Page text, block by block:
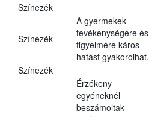
Színezék
Színezék
A gyermekek
tevékenységére és
figyelmére káros
hatást gyakorolhat.
Színezék
Érzékeny
egyéneknél
beszámoltak